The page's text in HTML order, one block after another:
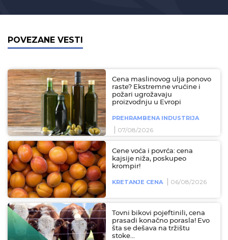
POVEZANE VESTI
Cena maslinovog ulja ponovo
raste? Ekstremne vrućine i
požari ugrožavaju
proizvodnju u Evropi
PREHRAMBENA INDUSTRIJA
07/08/2026
Cene voća i povrća: cena
kajsije niža, poskupeo
krompir!
KRETANJE CENA 06/08/2026
Tovni bikovi pojeftinili, cena
prasadi konačno porasla! Evo
šta se dešava na tržištu
stoke...